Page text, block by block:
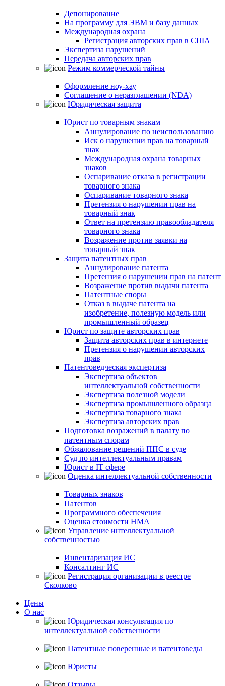
Депонирование
На программу для ЭВМ и базу данных
Международная охрана
Регистрация авторских прав в США
Экспертиза нарушений
Передача авторских прав
Режим коммерческой тайны
Оформление ноу-хау
Соглашение о неразглашении (NDA)
Юридическая защита
Юрист по товарным знакам
Аннулирование по неиспользованию
Иск о нарушении прав на товарный
знак
Международная охрана товарных
знаков
Оспаривание отказа в регистрации
товарного знака
Оспаривание товарного знака
Претензия о нарушении прав на
товарный знак
Ответ на претензию правообладателя
товарного знака
Возражение против заявки на
товарный знак
Защита патентных прав
Аннулирование патента
Претензия о нарушении прав на патент
Возражение против выдачи патента
Патентные споры
Отказ в выдаче патента на
изобретение, полезную модель или
промышленный образец
Юрист по защите авторских прав
Защита авторских прав в интернете
Претензия о нарушении авторских
прав
Патентоведческая экспертиза
Экспертиза объектов
интеллектуальной собственности
Экспертиза полезной модели
Экспертиза промышленного образца
Экспертиза товарного знака
Экспертиза авторских прав
Подготовка возражений в палату по
патентным спорам
Обжалование решений ППС в суде
Суд по интеллектуальным правам
Юрист в IT сфере
Оценка интеллектуальной собственности
Товарных знаков
Патентов
Программного обеспечения
Оценка стоимости НМА
Управление интеллектуальной
собственностью
Инвентаризация ИС
Консалтинг ИС
Регистрация организации в реестре
Сколково
Цены
О нас
Юридическая консультация по
интеллектуальной собственности
Патентные поверенные и патентоведы
Юристы